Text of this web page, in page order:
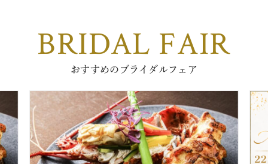
BRIDAL FAIR
おすすめのブライダルフェア